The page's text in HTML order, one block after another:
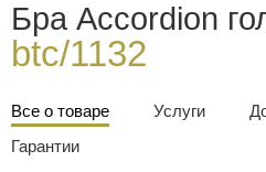
Бра Accordion
btc/1132
Все о товаре Услуги
Гарантии